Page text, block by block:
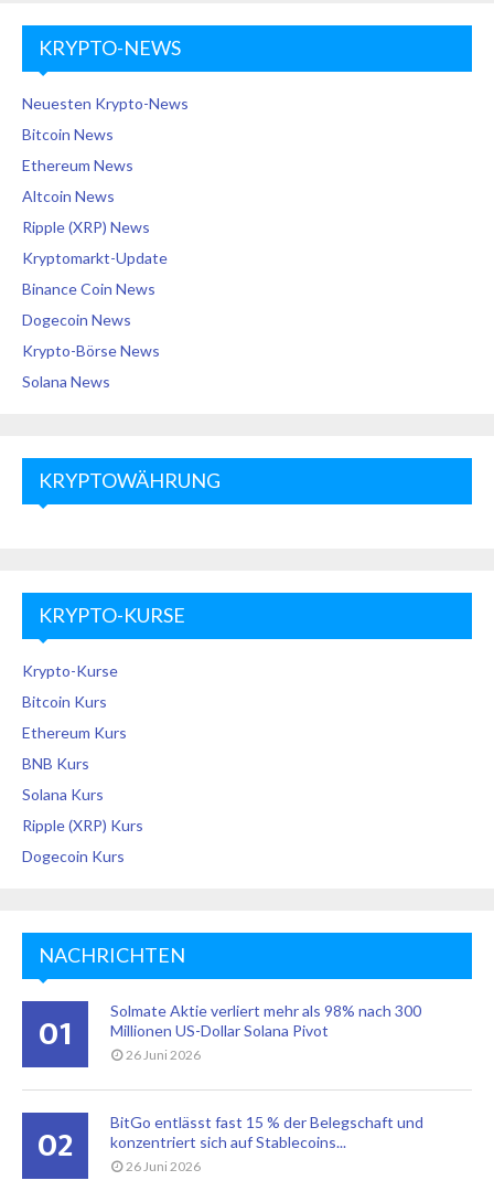
KRYPTO-NEWS
Neuesten Krypto-News
Bitcoin News
Ethereum News
Altcoin News
Ripple (XRP) News
Kryptomarkt-Update
Binance Coin News
Dogecoin News
Krypto-Börse News
Solana News
KRYPTOWÄHRUNG
KRYPTO-KURSE
Krypto-Kurse
Bitcoin Kurs
Ethereum Kurs
BNB Kurs
Solana Kurs
Ripple (XRP) Kurs
Dogecoin Kurs
NACHRICHTEN
01
Solmate Aktie verliert mehr als 98% nach 300
Millionen US-Dollar Solana Pivot
26 Juni 2026
02
BitGo entlässt fast 15 % der Belegschaft und
konzentriert sich auf Stablecoins...
26 Juni 2026